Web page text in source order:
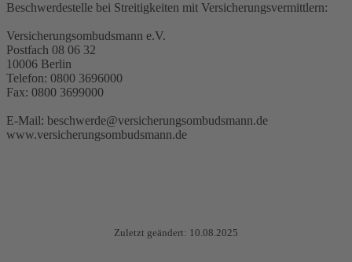
Beschwerdestelle bei Streitigkeiten mit Versicherungsvermittlern:
Versicherungsombudsmann e.V.
Postfach 08 06 32
10006 Berlin
Telefon: 0800 3696000
Fax: 0800 3699000
E-Mail: beschwerde@versicherungsombudsmann.de
www.versicherungsombudsmann.de
Zuletzt geändert: 10.08.2025